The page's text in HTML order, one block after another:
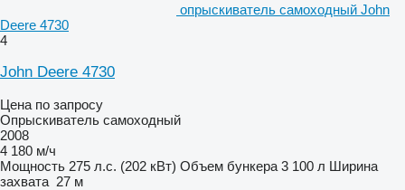
опрыскиватель самоходный John
Deere 4730
4
John Deere 4730
Цена по запросу
Опрыскиватель самоходный
2008
4 180 м/ч
Мощность 275 л.с. (202 кВт) Объем бункера 3 100 л Ширина
захвата 27 м